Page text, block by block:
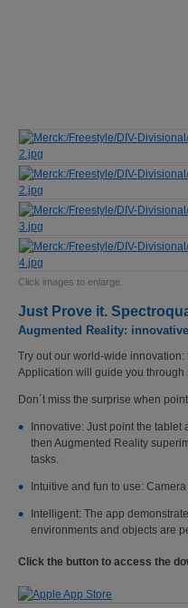
Click images to enlarge.
Just Prove it.
Augmented Reality:
Try out our world-wide
Application will guide you
Don´t miss the surprise when
Innovative: Just point the
then Augmented Reality
tasks.
Intuitive and fun to use:
Intelligent: The app
environments and objects are
Click the button to access the